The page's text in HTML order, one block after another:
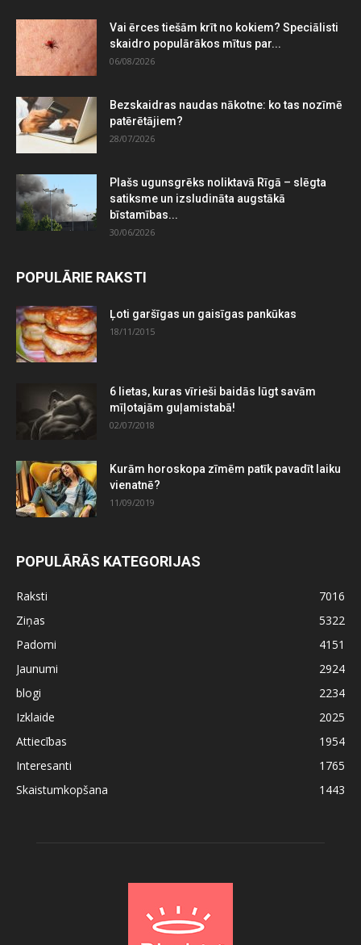
Vai ērces tiešām krīt no kokiem? Speciālisti
skaidro populārākos mītus par...
06/08/2026
Bezskaidras naudas nākotne: ko tas nozīmē
patērētājiem?
28/07/2026
Plašs ugunsgrēks noliktavā Rīgā – slēgta
satiksme un izsludināta augstākā
bīstamības...
30/06/2026
POPULĀRIE RAKSTI
Ļoti garšīgas un gaisīgas pankūkas
18/11/2015
6 lietas, kuras vīrieši baidās lūgt savām
mīļotajām guļamistabā!
02/07/2018
Kurām horoskopa zīmēm patīk pavadīt laiku
vienatnē?
11/09/2019
POPULĀRĀS KATEGORIJAS
Raksti
7016
Ziņas
5322
Padomi
4151
Jaunumi
2924
blogi
2234
Izklaide
2025
Attiecības
1954
Interesanti
1765
Skaistumkopšana
1443